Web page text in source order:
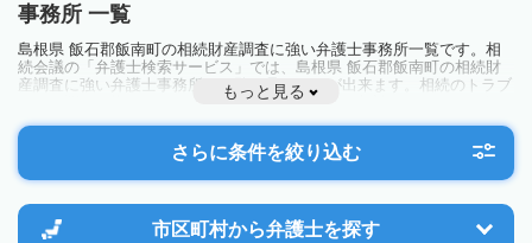
事務所 一覧
島根県 飯石郡飯南町の相続財産調査に強い弁護士事務所一覧です。相
続会議の「弁護士検索サービス」では、島根県 飯石郡飯南町の相続財
産調査に強い弁護士事務所を一覧で見ることが出来ます。相続のトラブ
ルやお悩みを抱えている方は一度近隣の弁護士に相談してみましょう。
もっと見る
さらに条件を絞り込む
市区町村から弁護士を探す